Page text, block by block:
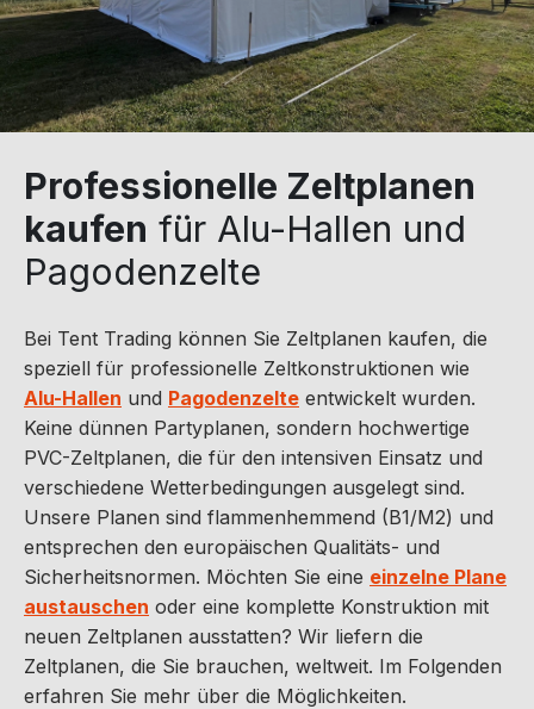
Professionelle Zeltplanen
kaufen für Alu-Hallen und
Pagodenzelte
Bei Tent Trading können Sie Zeltplanen kaufen, die
speziell für professionelle Zeltkonstruktionen wie
Alu-Hallen und Pagodenzelte entwickelt wurden.
Keine dünnen Partyplanen, sondern hochwertige
PVC-Zeltplanen, die für den intensiven Einsatz und
verschiedene Wetterbedingungen ausgelegt sind.
Unsere Planen sind flammenhemmend (B1/M2) und
entsprechen den europäischen Qualitäts- und
Sicherheitsnormen. Möchten Sie eine einzelne Plane
austauschen oder eine komplette Konstruktion mit
neuen Zeltplanen ausstatten? Wir liefern die
Zeltplanen, die Sie brauchen, weltweit. Im Folgenden
erfahren Sie mehr über die Möglichkeiten.